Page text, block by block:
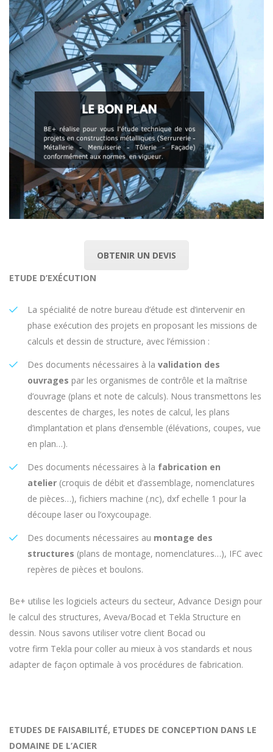
OBTENIR UN DEVIS
ETUDE D’EXÉCUTION
La spécialité de notre bureau d’étude est d’intervenir en
phase exécution des projets en proposant les missions de
calculs et dessin de structure, avec l’émission :
Des documents nécessaires à la validation des
ouvrages par les organismes de contrôle et la maîtrise
d’ouvrage (plans et note de calculs). Nous transmettons les
descentes de charges, les notes de calcul, les plans
d’implantation et plans d’ensemble (élévations, coupes, vue
en plan…).
Des documents nécessaires à la fabrication en
atelier (croquis de débit et d’assemblage, nomenclatures
de pièces…), fichiers machine (.nc), dxf echelle 1 pour la
découpe laser ou l’oxycoupage.
Des documents nécessaires au montage des
structures (plans de montage, nomenclatures…), IFC avec
repères de pièces et boulons.
Be+ utilise les logiciels acteurs du secteur, Advance Design pour
le calcul des structures, Aveva/Bocad et Tekla Structure en
dessin. Nous savons utiliser votre client Bocad ou
votre firm Tekla pour coller au mieux à vos standards et nous
adapter de façon optimale à vos procédures de fabrication.
ETUDES DE FAISABILITÉ, ETUDES DE CONCEPTION DANS LE
DOMAINE DE L’ACIER